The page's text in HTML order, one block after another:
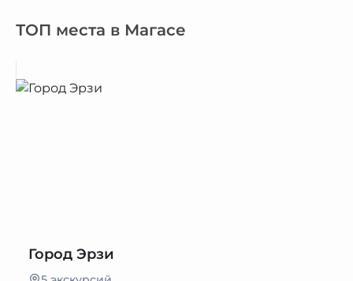
ТОП места в Магасе
Город Эрзи